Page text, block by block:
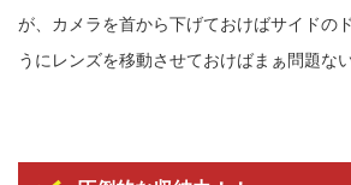
が、カメラを首から下げておけばサイドの
うにレンズを移動させておけばまぁ問題な